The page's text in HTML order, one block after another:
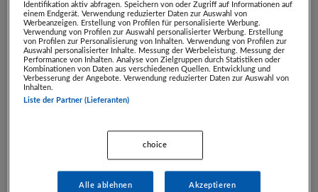
Soulspa
ab nur € 110,00
statt€ 175,00 Artikel beendet
Chakrenölen/Körperkerzen
Die Energiewerkstatt
ab nur € 100,00
Identifikation aktiv abfragen. Speichern von oder Zugriff auf Informationen auf
einem Endgerät. Verwendung reduzierter Daten zur Auswahl von
Werbeanzeigen. Erstellung von Profilen für personalisierte Werbung.
Verwendung von Profilen zur Auswahl personalisierter Werbung. Erstellung
von Profilen zur Personalisierung von Inhalten. Verwendung von Profilen zur
Auswahl personalisierter Inhalte. Messung der Werbeleistung. Messung der
Performance von Inhalten. Analyse von Zielgruppen durch Statistiken oder
Kombinationen von Daten aus verschiedenen Quellen. Entwicklung und
Verbesserung der Angebote. Verwendung reduzierter Daten zur Auswahl von
Inhalten.
Liste der Partner (Lieferanten)
choice
Alle ablehnen Akzeptieren